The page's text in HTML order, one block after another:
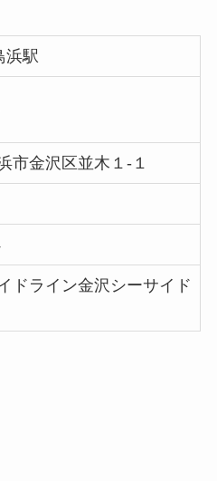
浜駅
市金沢区並木１-１
ドライン金沢シーサイド